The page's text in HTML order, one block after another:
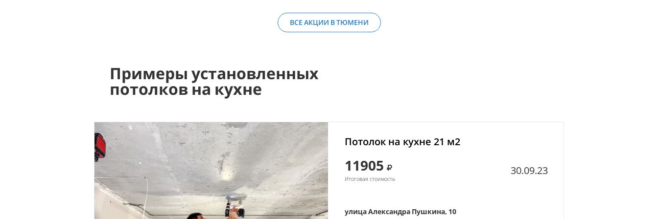
ВСЕ АКЦИИ В ТЮМЕНИ
Примеры установленных
потолков на кухне
Потолок на кухне 21 м2
11905
Итоговая стоимость
30.09.23
улица Александра Пушкина, 10